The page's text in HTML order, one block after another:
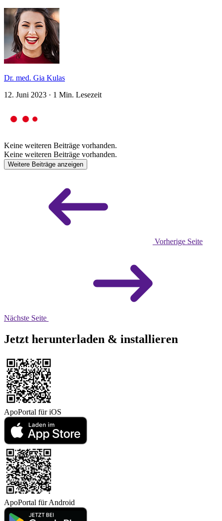
Dr. med. Gia Kulas
12. Juni 2023 · 1 Min. Lesezeit
Keine weiteren Beiträge vorhanden.
Keine weiteren Beiträge vorhanden.
Weitere Beiträge anzeigen
Vorherige Seite
Nächste Seite
Jetzt herunterladen & installieren
ApoPortal füriOS
ApoPortal fürAndroid